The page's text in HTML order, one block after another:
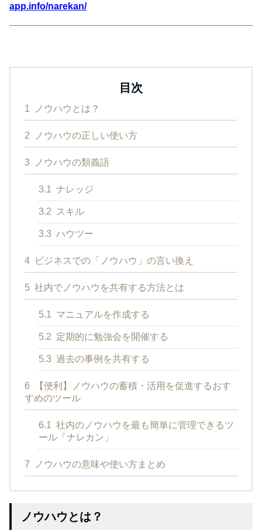
app.info/narekan/
目次
1 ノウハウとは？
2 ノウハウの正しい使い方
3 ノウハウの類義語
3.1 ナレッジ
3.2 スキル
3.3 ハウツー
4 ビジネスでの「ノウハウ」の言い換え
5 社内でノウハウを共有する方法とは
5.1 マニュアルを作成する
5.2 定期的に勉強会を開催する
5.3 過去の事例を共有する
6
【便利】ノウハウの蓄積・活用を促進するおす
すめのツール
6.1 社内のノウハウを最も簡単に管理できるツ
ール「ナレカン」
7 ノウハウの意味や使い方まとめ
ノウハウとは？